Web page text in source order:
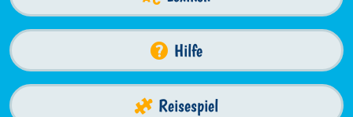
Hilfe
Reisespiel